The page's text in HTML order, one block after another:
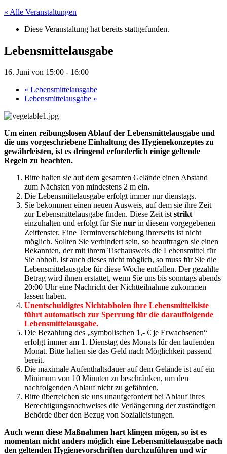
« Alle Veranstaltungen
Diese Veranstaltung hat bereits stattgefunden.
Lebensmittelausgabe
16. Juni von 15:00 - 16:00
« Lebensmittelausgabe
Lebensmittelausgabe »
Um einen reibungslosen Ablauf der Lebensmittelausgabe und
die uns vorgeschriebene Einhaltung des Hygienekonzeptes zu
gewährleisten, ist es dringend erforderlich einige geltende
Regeln zu beachten.
Bitte halten sie auf dem gesamten Gelände einen Abstand
zum Nächsten von mindestens 2 m ein.
Die Lebensmittelausgabe erfolgt immer nur dienstags.
Sie bekommen einen neuen Ausweis, auf dem sie ihre Zeit
zur Lebensmittelausgabe finden. Diese Zeit ist strikt
einzuhalten und erfolgt für Sie nur in diesem vorgegebenen
Zeitfenster. Eine Terminverschiebung ihrerseits ist nicht
möglich. Sollten Sie verhindert sein, so beauftragen sie einen
Bekannten, der mit ihrem Tischausweis die Lebensmittel für
Sie abholt. Ist auch dieses nicht möglich, so muss für Sie die
Lebensmittelausgabe für diese Woche entfallen. Der gezahlte
Betrag wird ihnen erstattet, wenn Sie uns bis sonntags abends
20:00 Uhr eine Nachricht der Nichtteilnahme zukommen
lassen haben.
Unentschuldigtes Nichtabholen ihre Lebensmittelkiste
führt automatisch zur Sperrung für die darauffolgende
Lebensmittelausgabe.
Die Bezahlung des „symbolischen 1,- € je Erwachsenen“
erfolgt immer am 1. Dienstag des Monats für den laufenden
Monat. Bitte halten sie das Geld nach Möglichkeit passend
bereit.
Die maximale Aufenthaltsdauer auf dem Gelände ist auf ein
Minimum von 10 Minuten zu beschränken, um den
nachfolgenden Ablauf nicht zu gefährden.
Bitte überreichen sie uns unaufgefordert bei Ablauf ihres
Berechtigungsnachweises die Verlängerung der zuständigen
Behörde über den Bezug von Sozialleistungen.
Auch wenn diese Maßnahmen hart klingen mögen, so ist es
momentan nicht anders möglich eine Lebensmittelausgabe nach
den geltenden Hygienevorschriften durchzuführen und wir